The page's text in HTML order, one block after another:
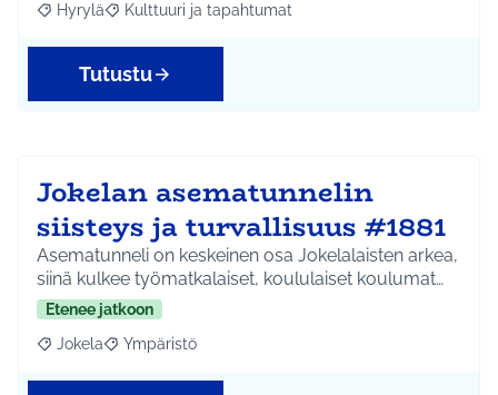
Rajaa tulokset aihepiirin mukaan: Hyrylä
Hyrylä Rajaa tulokset teeman mukaan: Kulttuuri ja
Kulttuuri ja tapahtumat
Tutustu
Jokelan asematunnelin
siisteys ja turvallisuus #1881
Asematunneli on keskeinen osa Jokelalaisten arkea,
siinä kulkee työmatkalaiset, koululaiset koulumat…
Etenee jatkoon
Rajaa tulokset aihepiirin mukaan: Jokela
Jokela Rajaa tulokset teeman mukaan: Ympäristö
Ympäristö